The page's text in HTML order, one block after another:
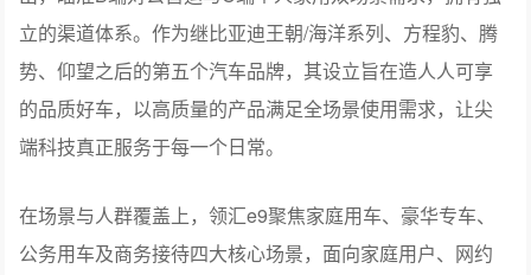
立的渠道体系。作为继比亚迪王朝/海洋系列、方程豹、腾
势、仰望之后的第五个汽车品牌，其设立旨在造人人可享
的品质好车，以高质量的产品满足全场景使用需求，让尖
端科技真正服务于每一个日常。
在场景与人群覆盖上，领汇e9聚焦家庭用车、豪华专车、
公务用车及商务接待四大核心场景，面向家庭用户、网约